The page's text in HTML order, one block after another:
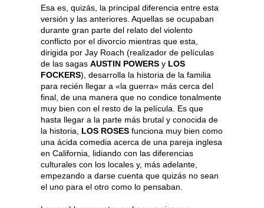
Esa es, quizás, la principal diferencia entre esta
versión y las anteriores. Aquellas se ocupaban
durante gran parte del relato del violento
conflicto por el divorcio mientras que esta,
dirigida por Jay Roach (realizador de películas
de las sagas AUSTIN POWERS y LOS
FOCKERS), desarrolla la historia de la familia
para recién llegar a «la guerra» más cerca del
final, de una manera que no condice tonalmente
muy bien con el resto de la película. Es que
hasta llegar a la parte más brutal y conocida de
la historia, LOS ROSES funciona muy bien como
una ácida comedia acerca de una pareja inglesa
en California, lidiando con las diferencias
culturales con los locales y, más adelante,
empezando a darse cuenta que quizás no sean
el uno para el otro como lo pensaban.